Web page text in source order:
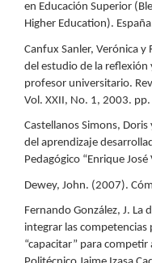
en Educación Superior
Higher Education).
Canfux Sanler, Verónica y
del estudio de la reflexión
profesor universitario.
Vol. XXII, No. 1, 2003.
Castellanos Simons,
del aprendizaje
Pedagógico “Enrique José
Dewey, John. (2007).
Fernando González, J. La
integrar las
“capacitar” para